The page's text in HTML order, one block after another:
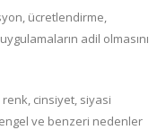
ücretlendirme,
adil olmasını
renk, cinsiyet, siyasi
ve benzeri nedenler